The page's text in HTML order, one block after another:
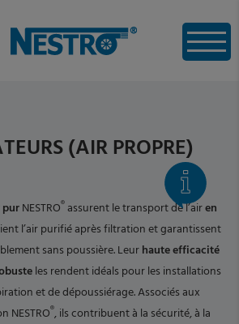
(AIR PROPRE)
purNESTRO®assurent le transport de l’airen
l’air purifié après filtration et garantissent
sans poussière. Leurhaute efficacité
les rendent idéals pour les installations
et de dépoussiérage. Associés aux
NESTRO®, ils contribuent à la sécurité, à la